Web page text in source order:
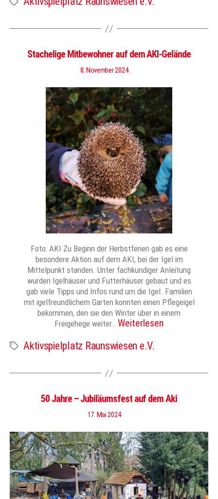
Stachelige Mitbewohner auf dem AKI-Gelände
8. November 2024
Foto: AKI Zu Beginn der Herbstferien gab es eine
besondere Aktion auf dem AKI, bei der Igel im
Mittelpunkt standen. Unter fachkundiger Anleitung
wurden Igelhäuser und Futterhäuser gebaut und es
gab viele Tipps und Infos rund um die Igel. Familien
mit igelfreundlichem Garten konnten einen Pflegeigel
bekommen, den sie den Winter über in einem
Freigehege weiter… Weiterlesen
Schlagwörter
Aktivspielplatz Raunswiesen e.V.
50 Jahre – Jubiläumsfest auf dem Aki
17. Mai 2024